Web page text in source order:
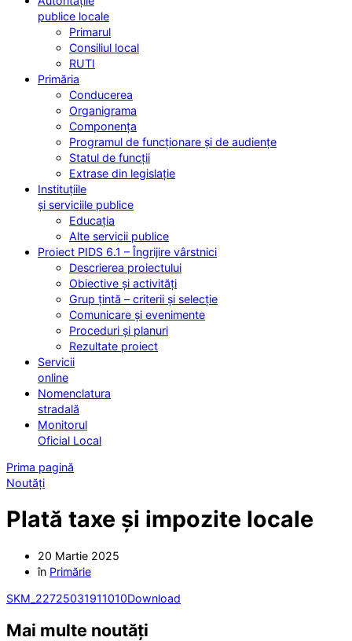
publice locale
Primarul
Consiliul local
RUTI
Primăria
Conducerea
Organigrama
Componența
Programul de funcționare și de audiențe
Statul de funcții
Extrase din legislație
Instituțiile
și serviciile publice
Educația
Alte servicii publice
Proiect PIDS 6.1 – Îngrijire vârstnici
Descrierea proiectului
Obiective și activități
Grup țintă – criterii și selecție
Comunicare și evenimente
Proceduri și planuri
Rezultate proiect
Servicii
online
Nomenclatura
stradală
Monitorul
Oficial Local
Prima pagină
Noutăți
Plată taxe și impozite locale
20 Martie 2025
în Primărie
SKM_22725031911010Download
Mai multe noutăți